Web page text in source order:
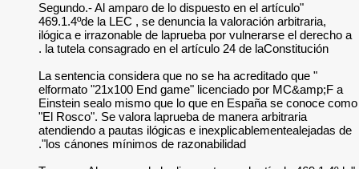
"Segundo.- Al
469.1.4ºde la LEC
ilógica e
la tutela
" La sentencia
elformato "21x100
Einstein sealo
"El Rosco". Se
atendiendo a